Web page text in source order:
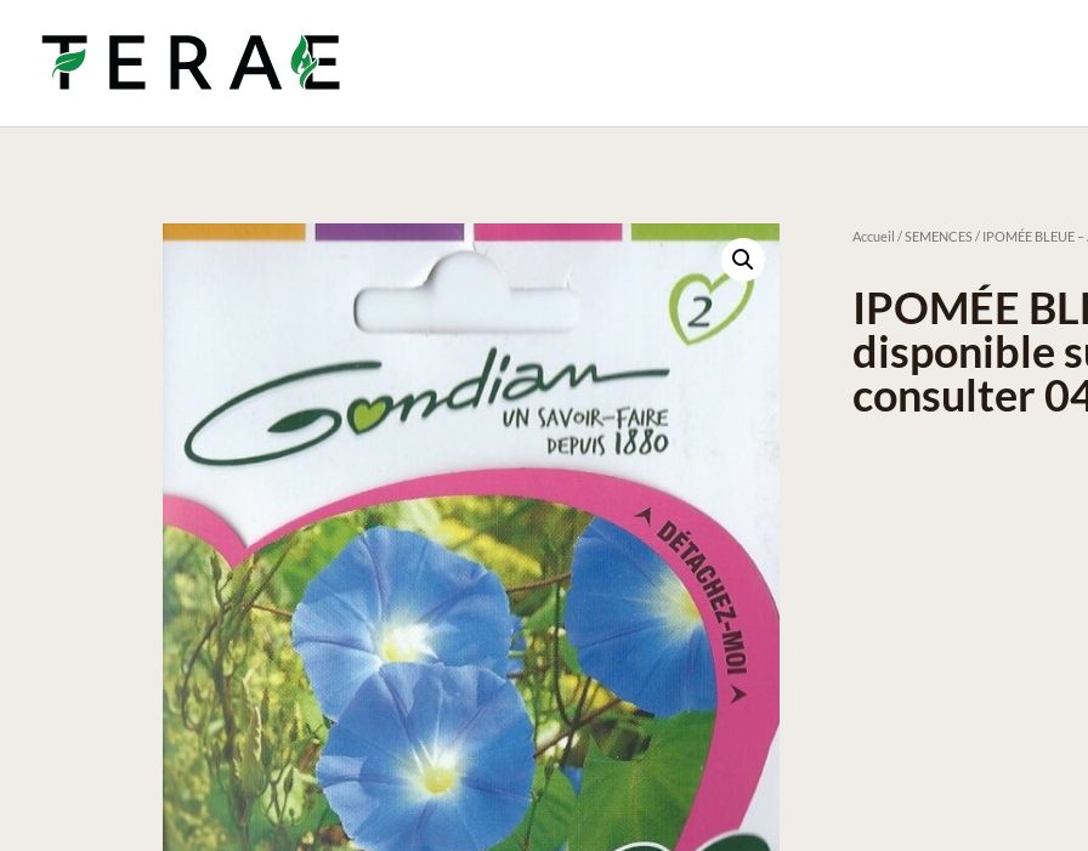
Accueil /SEMENCES/ IPOMÉE BLEUE
IPOMÉE
disponible
consulter